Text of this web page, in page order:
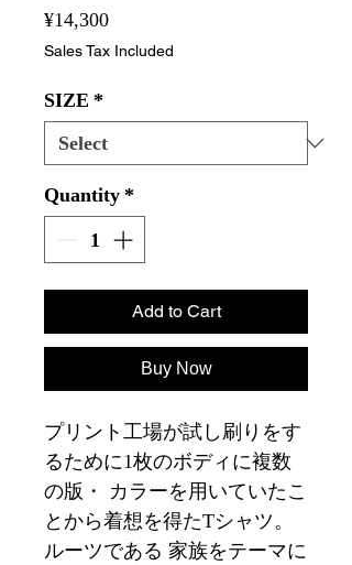
¥14,300Price
Sales Tax Included
SIZE *
Quantity *
Add to Cart
Buy Now
プリント工場が試し刷りをす
るために1枚のボディに複数
の版・ カラーを用いていたこ
とから着想を得たTシャツ。
ルーツである 家族をテーマに